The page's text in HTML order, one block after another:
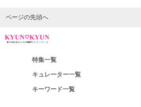
ページの先頭へ
特集一覧
キュレーター一覧
キーワード一覧